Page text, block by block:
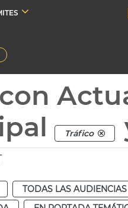
Tráfico
TODAS LAS AUDIENCIAS